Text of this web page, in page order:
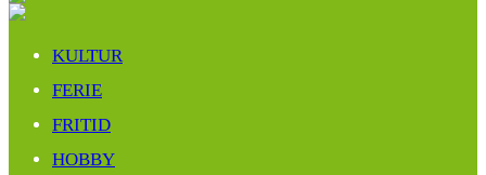
KULTUR
FERIE
FRITID
HOBBY